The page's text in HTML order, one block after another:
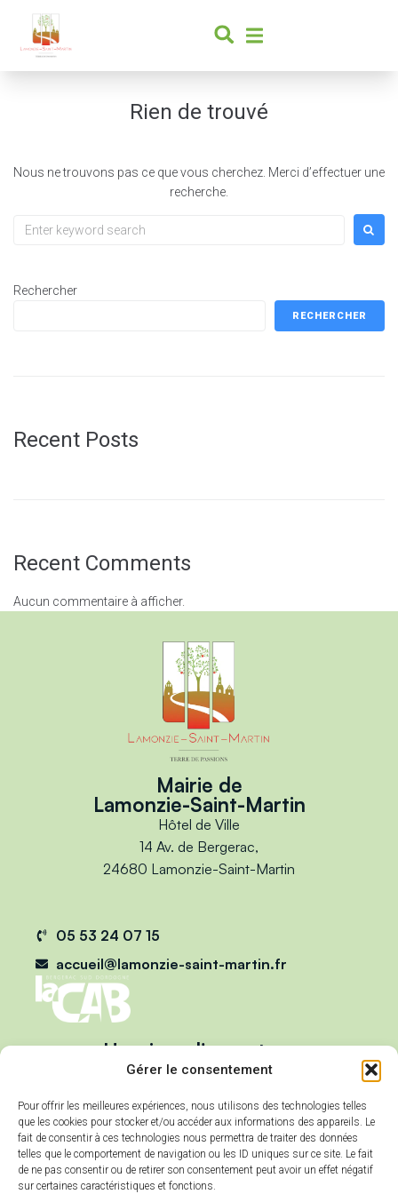
Gérer le consentement
Pour offrir les meilleures expériences, nous utilisons des technologies telles
que les cookies pour stocker et/ou accéder aux informations des appareils. Le
fait de consentir à ces technologies nous permettra de traiter des données
telles que le comportement de navigation ou les ID uniques sur ce site. Le fait
de ne pas consentir ou de retirer son consentement peut avoir un effet négatif
sur certaines caractéristiques et fonctions.
principal
Rien de trouvé
Nous ne trouvons pas ce que vous cherchez. Merci d’effectuer une
recherche.
Rechercher
RECHERCHER
Recent Posts
Recent Comments
Aucun commentaire à afficher.
Mairie de
Lamonzie-Saint-Martin
Hôtel de Ville
14 Av. de Bergerac,
24680 Lamonzie-Saint-Martin
05 53 24 07 15
accueil@lamonzie-saint-martin.fr
Horaires d'ouverture
Du lundi au vendredi :
et de 13h00 à 17h00
Mercredi :
de 9h00 à 12h00